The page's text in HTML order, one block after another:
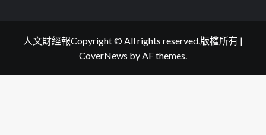
人文財經報Copyright © All rights reserved.版權所有 |
CoverNews by AF themes.